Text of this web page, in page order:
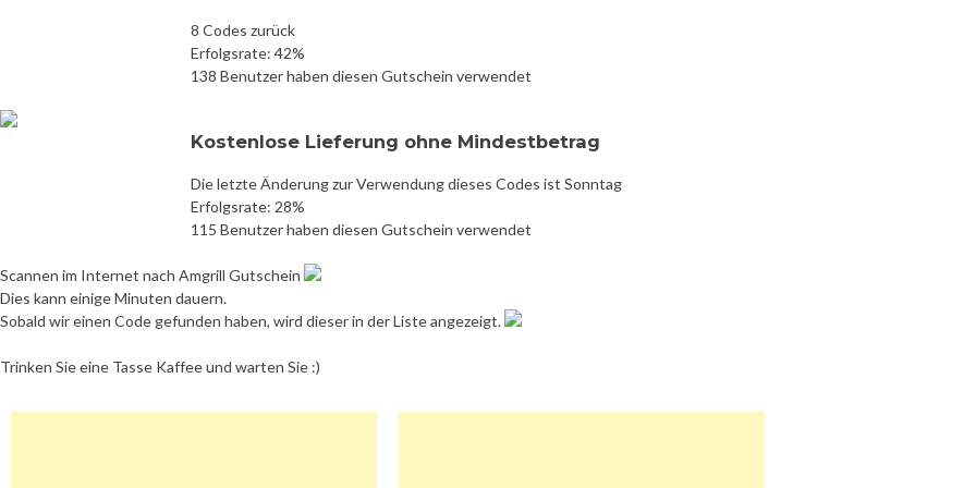
8 Codes zurück
Erfolgsrate: 42%
138 Benutzer haben diesen Gutschein verwendet
Kostenlose Lieferung ohne Mindestbetrag
Die letzte Änderung zur Verwendung dieses Codes ist Sonntag
Erfolgsrate: 28%
115 Benutzer haben diesen Gutschein verwendet
Scannen im Internet nach Amgrill Gutschein
Dies kann einige Minuten dauern.
Sobald wir einen Code gefunden haben, wird dieser in der Liste angezeigt.
Trinken Sie eine Tasse Kaffee und warten Sie :)